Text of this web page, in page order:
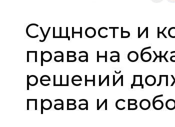
Сущность и
права на
решений
права и